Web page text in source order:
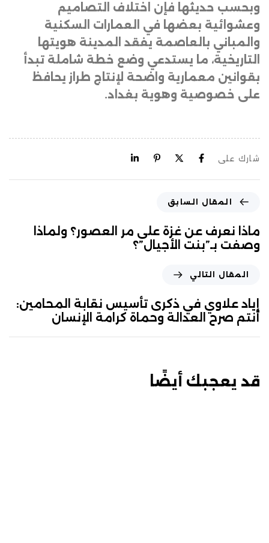
وبحسب حديثها فإن اختلاف التصاميم
وعشوائية بعضها في العمارات السكنية
والمباني بالعاصمة يفقد المدينة هويتها
التاريخية، ما يستدعي وضع خطة شاملة تبدأ
بقوانين معمارية واضحة لإنتاج طراز يحافظ
على خصوصية وهوية بغداد.
شارك على
المقال السابق
ماذا نعرف عن غزة على مر العصور؟ ولماذا
وصفت بـ”بنت الأجيال”؟
المقال التالي
إياد علاوي في ذكرى تأسيس نقابة المحامين:
أنتم صرح العدالة وحماة كرامة الإنسان
قد يعجبك أيضًا